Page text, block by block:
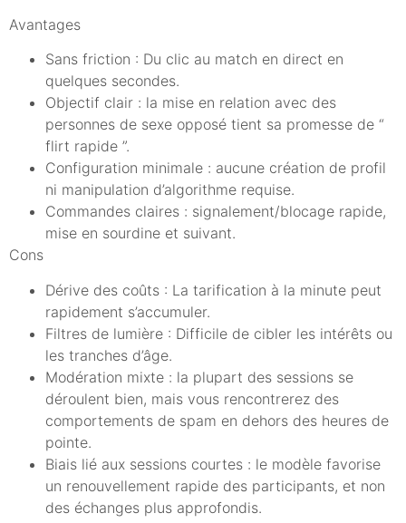
Avantages
Sans friction : Du clic au match en direct en
quelques secondes.
Objectif clair : la mise en relation avec des
personnes de sexe opposé tient sa promesse de “
flirt rapide ”.
Configuration minimale : aucune création de profil
ni manipulation d’algorithme requise.
Commandes claires : signalement/blocage rapide,
mise en sourdine et suivant.
Cons
Dérive des coûts : La tarification à la minute peut
rapidement s’accumuler.
Filtres de lumière : Difficile de cibler les intérêts ou
les tranches d’âge.
Modération mixte : la plupart des sessions se
déroulent bien, mais vous rencontrerez des
comportements de spam en dehors des heures de
pointe.
Biais lié aux sessions courtes : le modèle favorise
un renouvellement rapide des participants, et non
des échanges plus approfondis.